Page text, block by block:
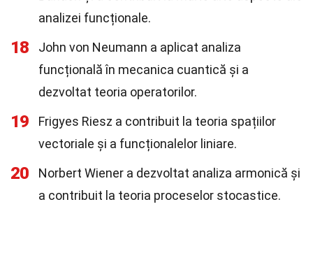
analizei funcționale.
18
John von Neumann a aplicat analiza
funcțională în mecanica cuantică și a
dezvoltat teoria operatorilor.
19
Frigyes Riesz a contribuit la teoria spațiilor
vectoriale și a funcționalelor liniare.
20
Norbert Wiener a dezvoltat analiza armonică și
a contribuit la teoria proceselor stocastice.